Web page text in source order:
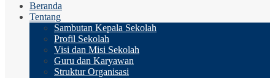
Beranda
Tentang
Sambutan Kepala Sekolah
Profil Sekolah
Visi dan Misi Sekolah
Guru dan Karyawan
Struktur Organisasi